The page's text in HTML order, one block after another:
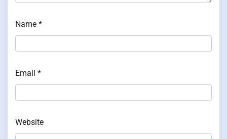
Name *
Email *
Website